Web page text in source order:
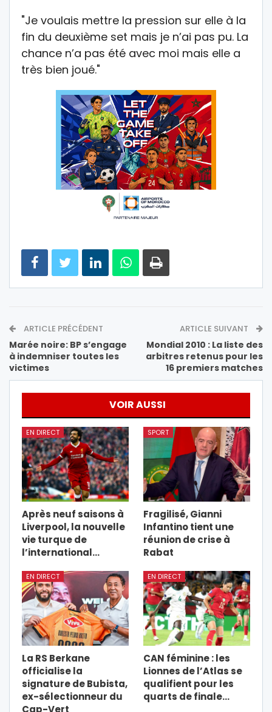
"Je voulais mettre la pression sur elle à la
fin du deuxième set mais je n’ai pas pu. La
chance n’a pas été avec moi mais elle a
très bien joué."
ARTICLE PRÉCÉDENT
Marée noire: BP s’engage
à indemniser toutes les
victimes
ARTICLE SUIVANT
Mondial 2010 : La liste des
arbitres retenus pour les
16 premiers matches
VOIR AUSSI
EN DIRECT
Après neuf saisons à
Liverpool, la nouvelle
vie turque de
l’international…
SPORT
Fragilisé, Gianni
Infantino tient une
réunion de crise à
Rabat
EN DIRECT
La RS Berkane
officialise la
signature de Bubista,
ex-sélectionneur du
EN DIRECT
CAN féminine : les
Lionnes de l’Atlas se
qualifient pour les
quarts de finale…